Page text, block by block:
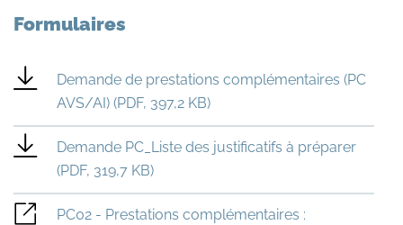
Formulaires
Demande de prestations complémentaires (PC
AVS/AI) (PDF, 397,2 KB)
Demande PC_Liste des justificatifs à préparer
(PDF, 319,7 KB)
PC02 - Prestations complémentaires :